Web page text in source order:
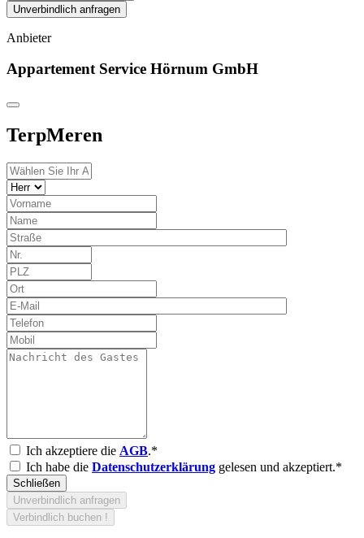
Unverbindlich anfragen
Anbieter
Appartement Service Hörnum GmbH
TerpMeren
Ich akzeptiere die AGB.*
Ich habe die Datenschutzerklärung gelesen und akzeptiert.*
Schließen
Unverbindlich anfragen
Verbindlich buchen !